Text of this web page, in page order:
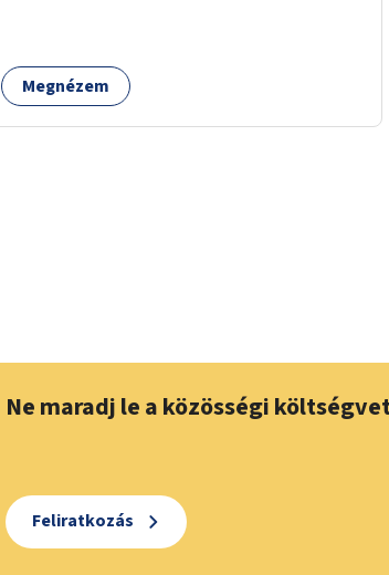
Megnézem
Ne maradj le a közösségi
Feliratkozás